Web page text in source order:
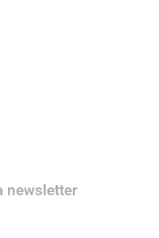
newsletter